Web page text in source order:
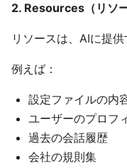
2. Resources（リソ
リソースは、AIに提供
例えば：
設定ファイルの内
ユーザーのプロフ
過去の会話履歴
会社の規則集